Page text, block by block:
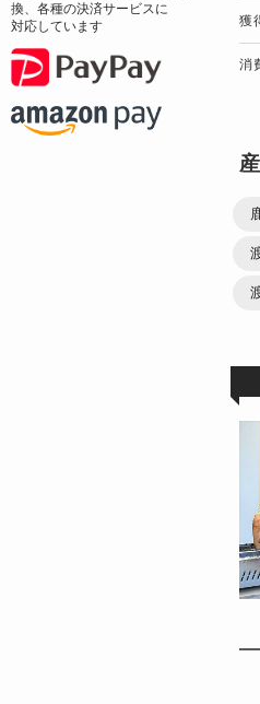
獲
消
換、各種の決済サービスに
対応しています